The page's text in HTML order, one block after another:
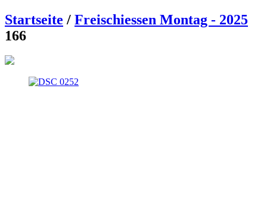
Startseite / Freischiessen Montag - 2025
166